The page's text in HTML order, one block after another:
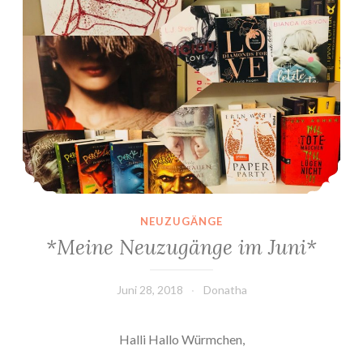
NEUZUGÄNGE
*Meine Neuzugänge im Juni*
Juni 28, 2018 Donatha
Halli Hallo Würmchen,